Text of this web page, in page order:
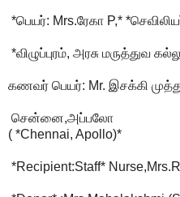
*பெயர்: Mrs.ரேகா P,*
*விழுப்புரம், அரசு மருத்துவ
கணவர் பெயர்: Mr. இசக்கி
சென்னை,அப்பலோ
( *Chennai, Apollo)*
*Recipient:Staff*